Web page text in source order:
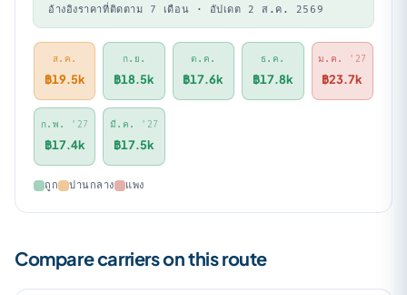
อ้างอิงราคาที่ติดตาม 7 เดือน · อัปเดต 2 ส.ค. 2569
ส.ค.
฿19.5k
ก.ย.
฿18.5k
ต.ค.
฿17.6k
ธ.ค.
฿17.8k
ม.ค. '27
฿23.7k
ก.พ. '27
฿17.4k
มี.ค. '27
฿17.5k
ถูก ปานกลาง แพง
Compare carriers on this route